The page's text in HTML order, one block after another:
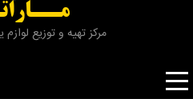
مرکز تهیه و توزیع